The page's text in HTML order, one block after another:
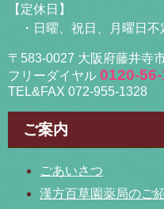
【定休日】
・日曜、祝日、月曜日不
〒583-0027 大阪府藤井寺
フリーダイヤル 0120-
TEL&FAX 072-955-1328
ご案内
ごあいさつ
漢方百草園薬局のご